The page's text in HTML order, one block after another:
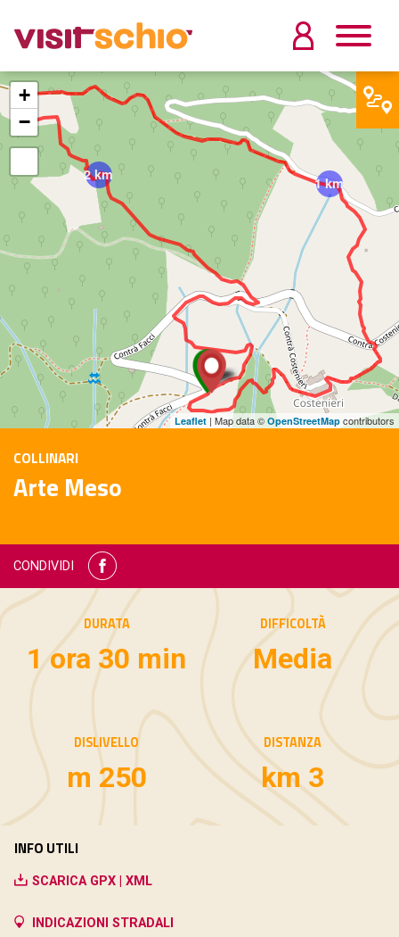
1 km
2 km
+
−
Leaflet | Map data © OpenStreetMap contributors
COLLINARI
Arte Meso
CONDIVIDI
DURATA
1 ora 30 min
DIFFICOLTÀ
Media
DISLIVELLO
m 250
DISTANZA
km 3
INFO UTILI
SCARICA GPX | XML
INDICAZIONI STRADALI